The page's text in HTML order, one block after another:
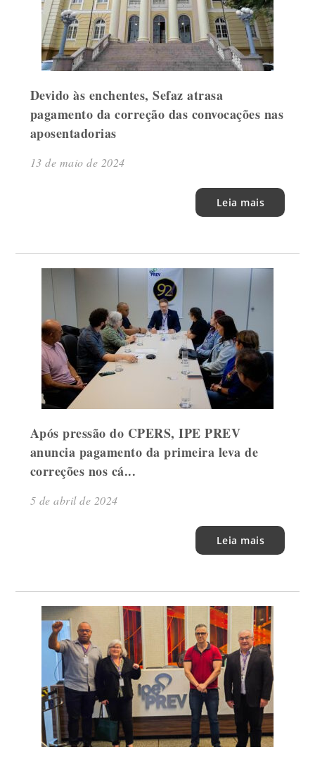
Devido às enchentes, Sefaz atrasa
pagamento da correção das convocações nas
aposentadorias
13 de maio de 2024
Leia mais
Após pressão do CPERS, IPE PREV
anuncia pagamento da primeira leva de
correções nos cá...
5 de abril de 2024
Leia mais